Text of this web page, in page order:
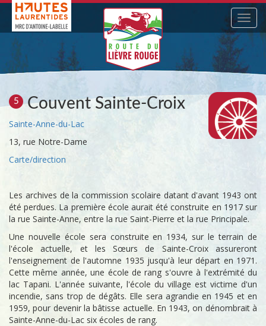
5 Couvent Sainte-Croix
Sainte-Anne-du-Lac
13, rue Notre-Dame
Carte/direction
Les archives de la commission scolaire datant d'avant 1943 ont
été perdues. La première école aurait été construite en 1917 sur
la rue Sainte-Anne, entre la rue Saint-Pierre et la rue Principale.
Une nouvelle école sera construite en 1934, sur le terrain de
l'école actuelle, et les Sœurs de Sainte-Croix assureront
l'enseignement de l'automne 1935 jusqu'à leur départ en 1971.
Cette même année, une école de rang s'ouvre à l'extrémité du
lac Tapani. L'année suivante, l'école du village est victime d'un
incendie, sans trop de dégâts. Elle sera agrandie en 1945 et en
1959, pour devenir la bâtisse actuelle. En 1943, on dénombrait à
Sainte-Anne-du-Lac six écoles de rang.